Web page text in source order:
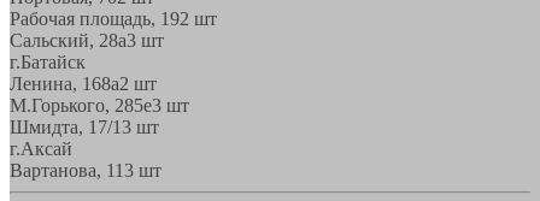
Рабочая площадь, 192 шт
Сальский, 28a3 шт
г.Батайск
Ленина, 168а2 шт
М.Горького, 285е3 шт
Шмидта, 17/13 шт
г.Аксай
Вартанова, 113 шт